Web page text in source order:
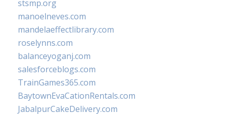
stsmp.org
manoelneves.com
mandelaeffectlibrary.com
roselynns.com
balanceyoganj.com
salesforceblogs.com
TrainGames365.com
BaytownEvaCationRentals.com
JabalpurCakeDelivery.com